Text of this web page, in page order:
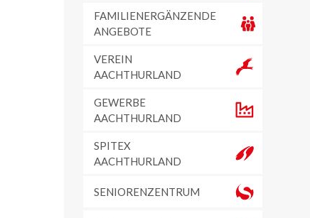
FAMILIENERGÄNZENDE
ANGEBOTE
VEREIN
AACHTHURLAND
GEWERBE
AACHTHURLAND
SPITEX
AACHTHURLAND
SENIORENZENTRUM